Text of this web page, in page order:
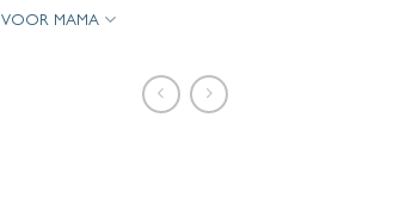
VOOR MAMA